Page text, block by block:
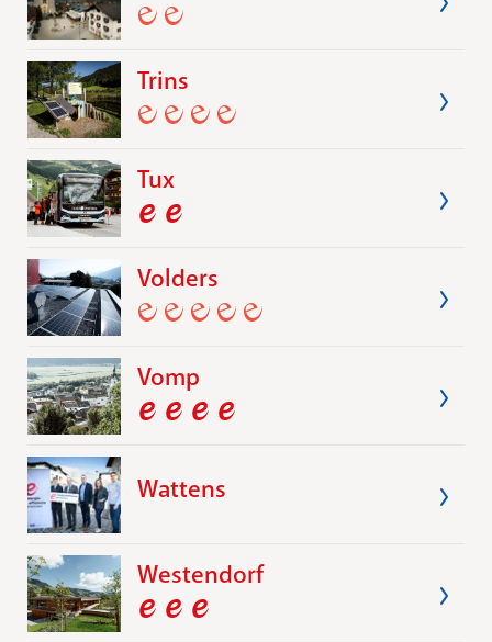
Trins
Tux
Volders
Vomp
Wattens
Westendorf